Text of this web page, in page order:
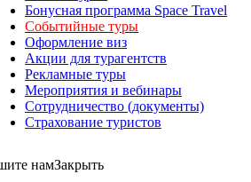
Бонусная программа Space Travel
Событийные туры
Оформление виз
Акции для турагентств
Рекламные туры
Мероприятия и вебинары
Сотрудничество (документы)
Страхование туристов
намЗакрыть